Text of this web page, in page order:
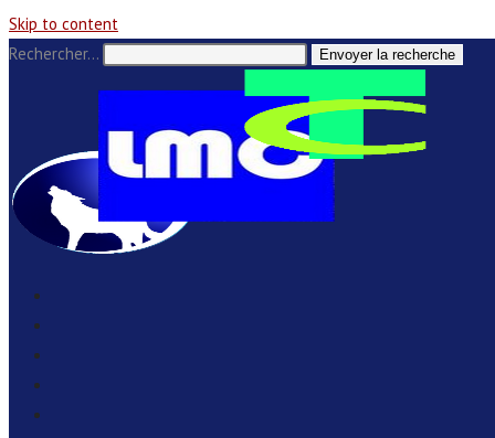
Skip to content
Rechercher…
Envoyer la recherche